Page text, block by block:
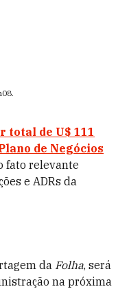
.
total de U$ 111
de Negócios
fato relevante
e ADRs da
da Folha, será
na próxima